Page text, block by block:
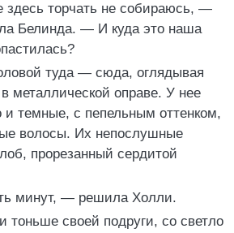
торчать не собираюсь, —
Белинда. — И куда это наша
туда — сюда, оглядывая
металлической оправе. У нее
и темные, с пепельным оттенком,
волосы. Их непослушные
прорезанный сердитой
минут, — решила Холли.
своей подруги, со светло